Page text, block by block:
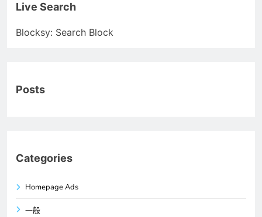
Live Search
Blocksy: Search Block
Posts
Categories
Homepage Ads
一般